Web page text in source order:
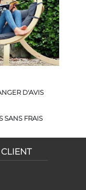
D'AVIS
SANS FRAIS